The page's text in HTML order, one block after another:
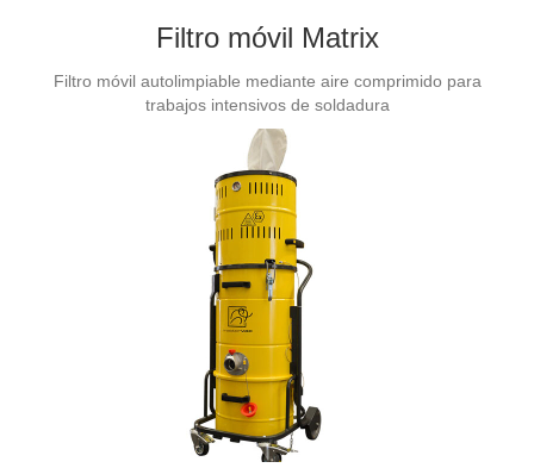
Filtro móvil Matrix
Filtro móvil autolimpiable mediante aire comprimido para
trabajos intensivos de soldadura